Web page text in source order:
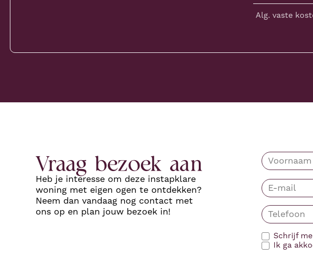
Alg. vaste
Vraag bezoek aan
Heb je interesse om deze instapklare
woning met eigen ogen te ontdekken?
Neem dan vandaag nog contact met
ons op en plan jouw bezoek in!
Schrijf
Ik ga